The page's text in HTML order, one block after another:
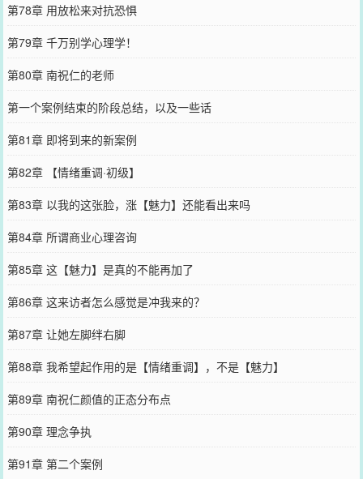
第78章 用放松来对抗恐惧
第79章 千万别学心理学！
第80章 南祝仁的老师
第一个案例结束的阶段总结，以及一些话
第81章 即将到来的新案例
第82章 【情绪重调·初级】
第83章 以我的这张脸，涨【魅力】还能看出来吗
第84章 所谓商业心理咨询
第85章 这【魅力】是真的不能再加了
第86章 这来访者怎么感觉是冲我来的？
第87章 让她左脚绊右脚
第88章 我希望起作用的是【情绪重调】，不是【魅力】
第89章 南祝仁颜值的正态分布点
第90章 理念争执
第91章 第二个案例